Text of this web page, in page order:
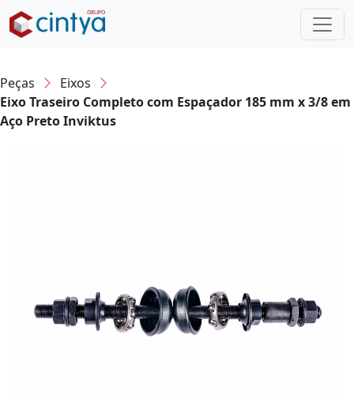
Peças
Eixos
Eixo Traseiro Completo com Espaçador 185 mm x 3/8 em
Aço Preto Inviktus